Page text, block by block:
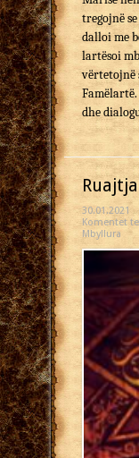
tregojnë
dalloi me
lartësoi
vërtetojnë
dhe
30.01.2021
Komentet
Mbyllura